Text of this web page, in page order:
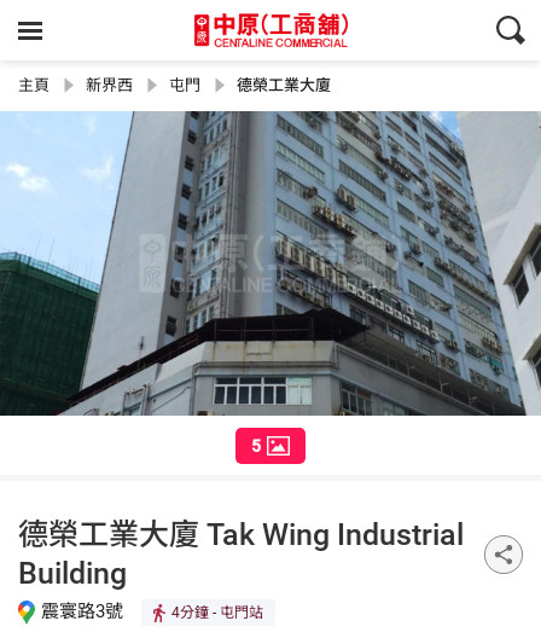
主頁 新界西 屯門 德榮工業大廈
5
德榮工業大廈 Tak Wing Industrial
Building
震寰路3號 4分鐘 - 屯門站